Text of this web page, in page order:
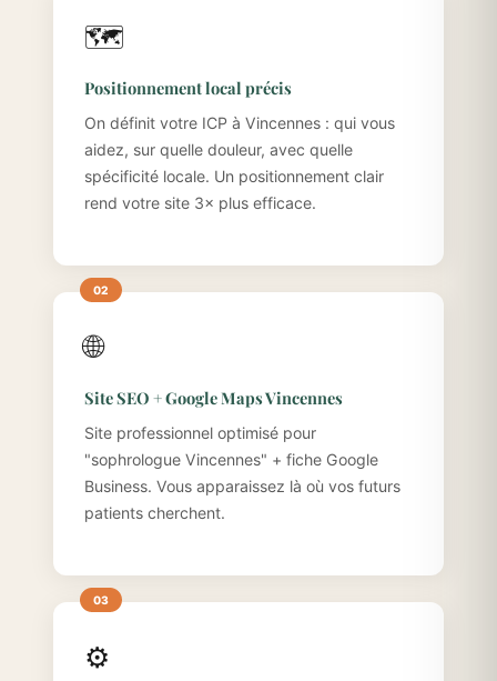
🗺️
Positionnement local précis
On définit votre ICP à Vincennes : qui vous
aidez, sur quelle douleur, avec quelle
spécificité locale. Un positionnement clair
rend votre site 3× plus efficace.
🌐
Site SEO + Google Maps Vincennes
Site professionnel optimisé pour
"sophrologue Vincennes" + fiche Google
Business. Vous apparaissez là où vos futurs
patients cherchent.
⚙️